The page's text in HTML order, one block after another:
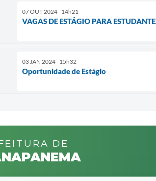
07 OUT 2024 - 14h21
VAGAS DE ESTÁGIO PARA
03 JAN 2024 - 15h32
Oportunidade de Estágio
DE